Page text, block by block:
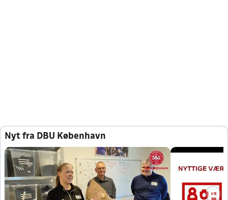
Nyt fra DBU København